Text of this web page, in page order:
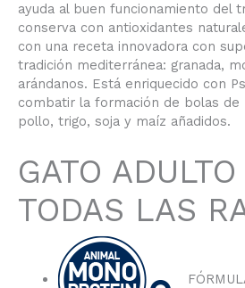
ayuda al buen funcionamiento del
conserva con antioxidantes
con una receta innovadora con
tradición mediterránea: granada,
arándanos. Está enriquecido con
combatir la formación de bolas de
pollo, trigo, soja y maíz añadidos.
GATO
TODAS LAS